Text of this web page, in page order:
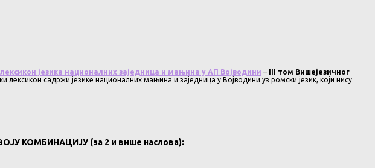
језика националних заједница и мањина у АП Војводини – III том Вишејезичног
лексикон садржи језике националних мањина и заједница у Војводини уз ромски језик, који нису
КОМБИНАЦИЈУ (за 2 и више наслова):